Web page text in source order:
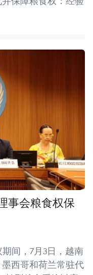
事会粮食权保
间，7月3日，越南
西哥和荷兰常驻代